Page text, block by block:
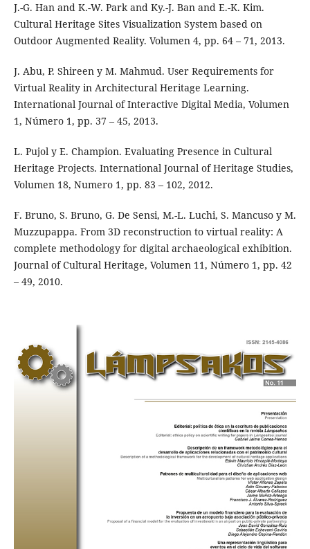
J.-G. Han and K.-W. Park and Ky.-J. Ban and E.-K. Kim.
Cultural Heritage Sites Visualization System based on
Outdoor Augmented Reality. Volumen 4, pp. 64 – 71, 2013.
J. Abu, P. Shireen y M. Mahmud. User Requirements for
Virtual Reality in Architectural Heritage Learning.
International Journal of Interactive Digital Media, Volumen
1, Número 1, pp. 37 – 45, 2013.
L. Pujol y E. Champion. Evaluating Presence in Cultural
Heritage Projects. International Journal of Heritage Studies,
Volumen 18, Numero 1, pp. 83 – 102, 2012.
F. Bruno, S. Bruno, G. De Sensi, M.-L. Luchi, S. Mancuso y M.
Muzzupappa. From 3D reconstruction to virtual reality: A
complete methodology for digital archaeological exhibition.
Journal of Cultural Heritage, Volumen 11, Número 1, pp. 42
– 49, 2010.